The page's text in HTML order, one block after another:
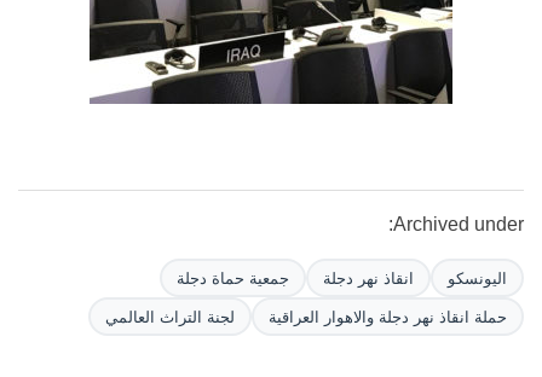
Archived under:
اليونسكو انقاذ نهر دجلة جمعية حماة دجلة
حملة انقاذ نهر دجلة والاهوار العراقية لجنة التراث العالمي